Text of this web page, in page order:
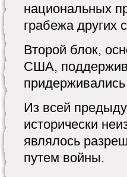
национальных
грабежа других
Второй блок,
США,
Из всей
исторически
являлось
путем войны.